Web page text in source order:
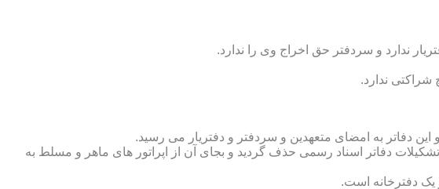
ندارد و سردفتر حق اخراج وی را ندارد.
دفاتر به امضای متعهدین و سردفتر و دفتریار می رسید.
این شغل از تشکیلات دفاتر اسناد رسمی حذف گردید و بجای آن از اپراتور های ماهر و مسلط به
یک دفترخانه است.